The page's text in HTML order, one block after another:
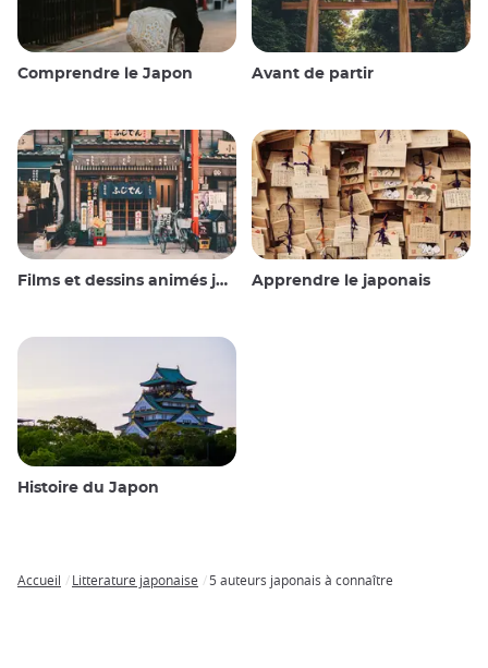
Comprendre le Japon Avant de partir
Films et dessins animés japonais Apprendre le japonais
Histoire du Japon
Accueil Litterature japonaise 5 auteurs japonais à connaître